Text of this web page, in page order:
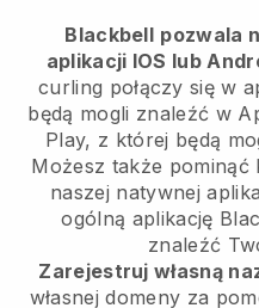
Blackbell pozwala
aplikacji IOS lub
curling połączy się w
będą mogli znaleźć w
Play, z której będą
Możesz także pominąć
naszej natywnej
ogólną aplikację
znaleźć
Zarejestruj własną
własnej domeny za